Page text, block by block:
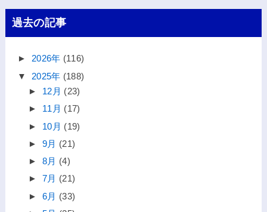
過去の記事
► 2026年 (116)
▼ 2025年 (188)
► 12月 (23)
► 11月 (17)
► 10月 (19)
► 9月 (21)
► 8月 (4)
► 7月 (21)
► 6月 (33)